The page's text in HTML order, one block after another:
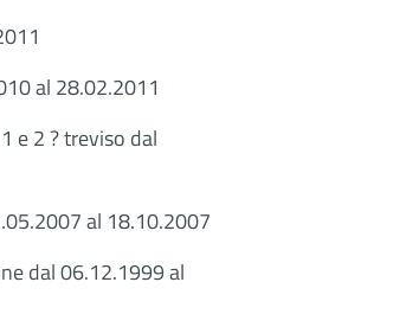
al 28.02.2011
e 2 ? treviso dal
al 18.10.2007
dal 06.12.1999 al